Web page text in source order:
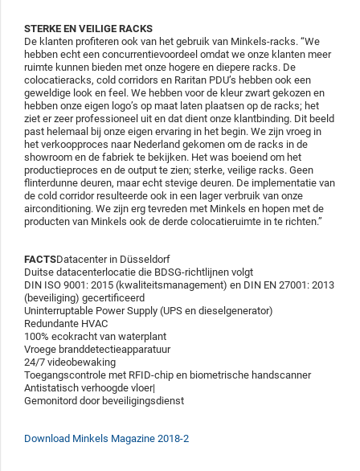
STERKE EN VEILIGE RACKS
De klanten profiteren ook van het gebruik van Minkels-racks. “We
hebben echt een concurrentievoordeel omdat we onze klanten meer
ruimte kunnen bieden met onze hogere en diepere racks. De
colocatieracks, cold corridors en Raritan PDU’s hebben ook een
geweldige look en feel. We hebben voor de kleur zwart gekozen en
hebben onze eigen logo’s op maat laten plaatsen op de racks; het
ziet er zeer professioneel uit en dat dient onze klantbinding. Dit beeld
past helemaal bij onze eigen ervaring in het begin. We zijn vroeg in
het verkoopproces naar Nederland gekomen om de racks in de
showroom en de fabriek te bekijken. Het was boeiend om het
productieproces en de output te zien; sterke, veilige racks. Geen
flinterdunne deuren, maar echt stevige deuren. De implementatie van
de cold corridor resulteerde ook in een lager verbruik van onze
airconditioning. We zijn erg tevreden met Minkels en hopen met de
producten van Minkels ook de derde colocatieruimte in te richten.”
FACTSDatacenter in Düsseldorf
Duitse datacenterlocatie die BDSG-richtlijnen volgt
DIN ISO 9001: 2015 (kwaliteitsmanagement) en DIN EN 27001: 2013
(beveiliging) gecertificeerd
Uninterruptable Power Supply (UPS en dieselgenerator)
Redundante HVAC
100% ecokracht van waterplant
Vroege branddetectieapparatuur
24/7 videobewaking
Toegangscontrole met RFID-chip en biometrische handscanner
Antistatisch verhoogde vloer|
Gemonitord door beveiligingsdienst
Download Minkels Magazine 2018-2